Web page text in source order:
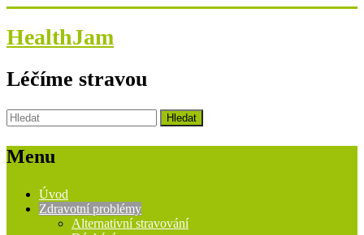
HealthJam
Léčíme stravou
Menu
Úvod
Zdravotní problémy
Alternativní stravování